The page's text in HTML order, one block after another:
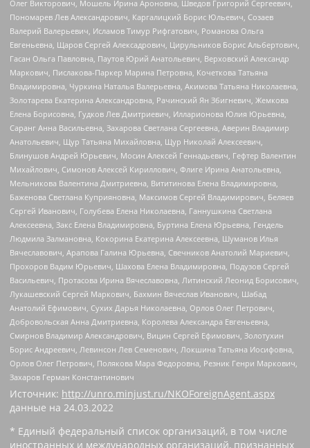
Олег Викторович, Мошель Ирина Ароновна, Шведов Григорий Сергеевич,
Пономарев Лев Александрович, Каргалицкий Борис Юльевич, Созаев
Валерий Валерьевич, Исламов Тимур Рифгатович, Романова Ольга
Евгеньевна, Щаров Сергей Алексадрович, Цирульников Борис Альбертович,
Гасан Ольга Павловна, Паутов Юрий Анатольевич, Верховский Александр
Маркович, Пислакова-Паркер Марина Петровна, Кочеткова Татьяна
Владимировна, Чуркина Наталья Валерьевна, Акимова Татьяна Николаевна,
Золотарева Екатерина Александровна, Рачинский Ян Збигневич, Жемкова
Елена Борисовна, Гудков Лев Дмитриевич, Илларионова Юлия Юрьевна,
Саранг Анна Васильевна, Захарова Светлана Сергеевна, Аверин Владимир
Анатольевич, Щур Татьяна Михайловна, Щур Николай Алексеевич,
Блинушов Андрей Юрьевич, Мосин Алексей Геннадьевич, Гефтер Валентин
Михайлович, Симонов Алексей Кириллович, Флиге Ирина Анатольевна,
Мельникова Валентина Дмитриевна, Вититинова Елена Владимировна,
Баженова Светлана Куприяновна, Максимов Сергей Владимирович, Беляев
Сергей Иванович, Голубева Елена Николаевна, Ганнушкина Светлана
Алексеевна, Закс Елена Владимировна, Буртина Елена Юрьевна, Гендель
Людмила Залмановна, Кокорина Екатерина Алексеевна, Шуманов Илья
Вячеславович, Арапова Галина Юрьевна, Свечников Анатолий Мариевич,
Прохоров Вадим Юрьевич, Шахова Елена Владимировна, Подузов Сергей
Васильевич, Протасова Ирина Вячеславовна, Литинский Леонид Борисович,
Лукашевский Сергей Маркович, Бахмин Вячеслав Иванович, Шабад
Анатолий Ефимович, Сухих Дарья Николаевна, Орлов Олег Петрович,
Добровольская Анна Дмитриевна, Королева Александра Евгеньевна,
Смирнов Владимир Александрович, Вицин Сергей Ефимович, Золотухин
Борис Андреевич, Левинсон Лев Семенович, Локшина Татьяна Иосифовна,
Орлов Олег Петрович, Полякова Мара Федоровна, Резник Генри Маркович,
Захаров Герман Константинович
Источник: http://unro.minjust.ru/NKOForeignAgent.aspx
данные на 24.03.2022
* Единый федеральный список организаций, в том числе
иностранных и международных организаций, признанных